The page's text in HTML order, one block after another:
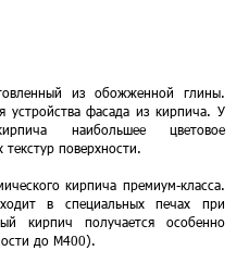
из обожженной глины.
устройства фасада из кирпича. У
наибольшее цветовое
поверхности.
кирпича премиум-класса.
в специальных печах при
кирпич получается особенно
до М400).